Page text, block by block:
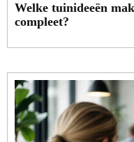
Welke tuinideeën
compleet?